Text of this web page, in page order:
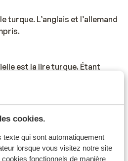
cookies.
qui sont automatiquement
lorsque vous visitez notre site
fonctionnels de manière
turque. L’anglais et l’allemand
est la lire turque. Étant
avec votre banque et à ne
montants. L’euro est
possible d’en changer sur
retrait de votre banque, les
chargeront d'une commission